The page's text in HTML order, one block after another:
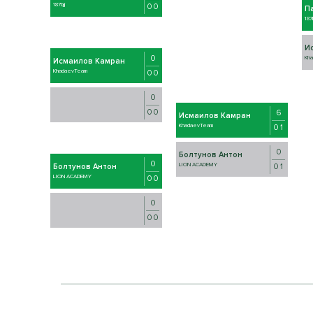
187bjj
0 0
Исмаилов Камран
KhadaevTeam
0
0 0
0
0 0
Болтунов Антон
LION ACADEMY
0
0 0
0
0 0
Исмаилов Камран
KhadaevTeam
6
0 1
Болтунов Антон
LION ACADEMY
0
0 1